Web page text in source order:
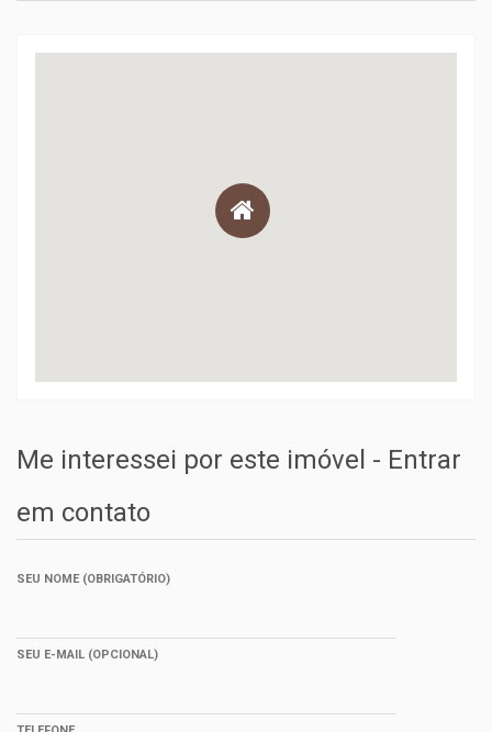
Me interessei por este imóvel - Entrar
em contato
SEU NOME (OBRIGATÓRIO)
SEU E-MAIL (OPCIONAL)